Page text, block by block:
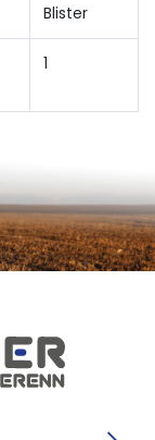
Blister
1